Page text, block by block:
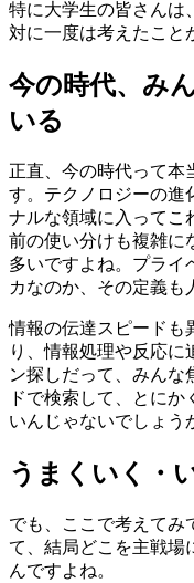
特に大学生の皆さんは
対に一度は考えたこと
今の時代、み
いる
正直、今の時代って本
す。テクノロジーの進
ナルな領域に入ってこ
前の使い分けも複雑に
多いですよね。プライ
カなのか、その定義も
情報の伝達スピードも
り、情報処理や反応に
ン探しだって、みんな
ドで検索して、とに
いんじゃないでしょう
うまくいく・
でも、ここで考えてみ
て、結局どこを主戦場
んですよね。